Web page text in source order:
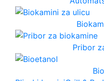
Pribor